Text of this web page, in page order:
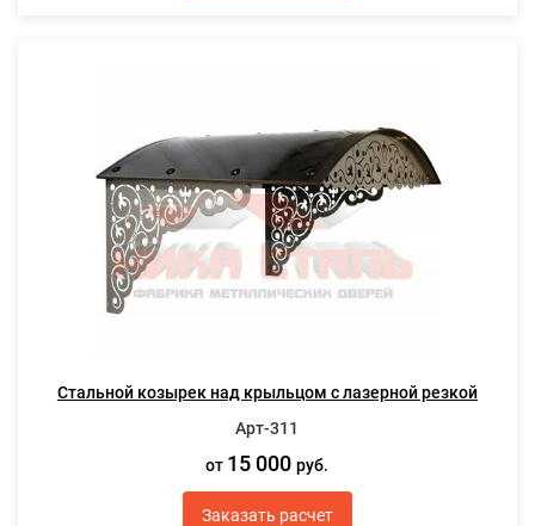
Стальной козырек над крыльцом с лазерной резкой
Арт-311
от 15 000руб.
Заказать расчет